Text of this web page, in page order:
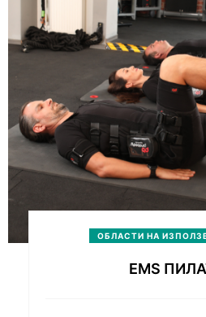
ОБЛАСТИ НА
EMS